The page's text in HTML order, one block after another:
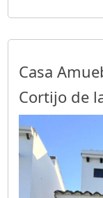
Casa
Cortijo de